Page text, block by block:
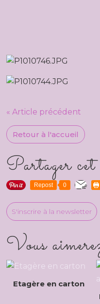
« Article précédent
Retour à l'accueil
Partager
Repost 0
S'inscrire à la newsletter
Vous
Etagère en carton